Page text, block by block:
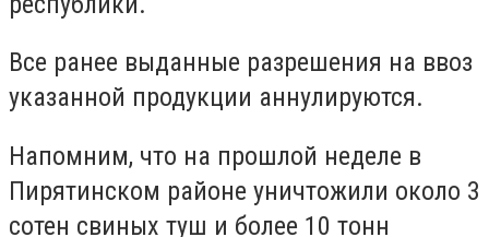
Все ранее выданные разрешения на ввоз
указанной продукции аннулируются.
Напомним, что на прошлой неделе в
Пирятинском районе уничтожили около 3
сотен свиных туш и более 10 тонн